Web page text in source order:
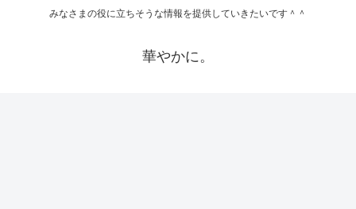
みなさまの役に立ちそうな情報を提供していきたいです＾＾
華やかに。